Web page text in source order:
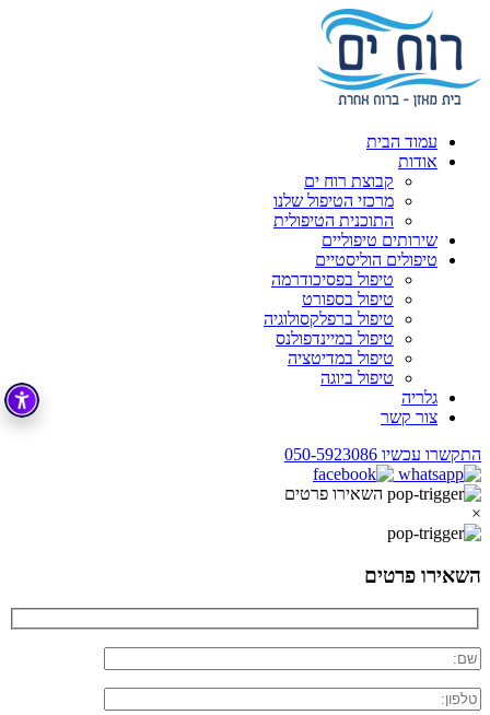
עמוד הבית
אודות
קבוצת רוח ים
מרכזי הטיפול שלנו
התוכנית הטיפולית
שירותים טיפוליים
טיפולים הוליסטיים
טיפול בפסיכודרמה
טיפול בספורט
טיפול ברפלקסולוגיה
טיפול במיינדפולנס
טיפול במדיטציה
טיפול ביוגה
גלריה
צור קשר
התקשרו עכשיו 050-5923086
השאירו פרטים
×
השאירו פרטים